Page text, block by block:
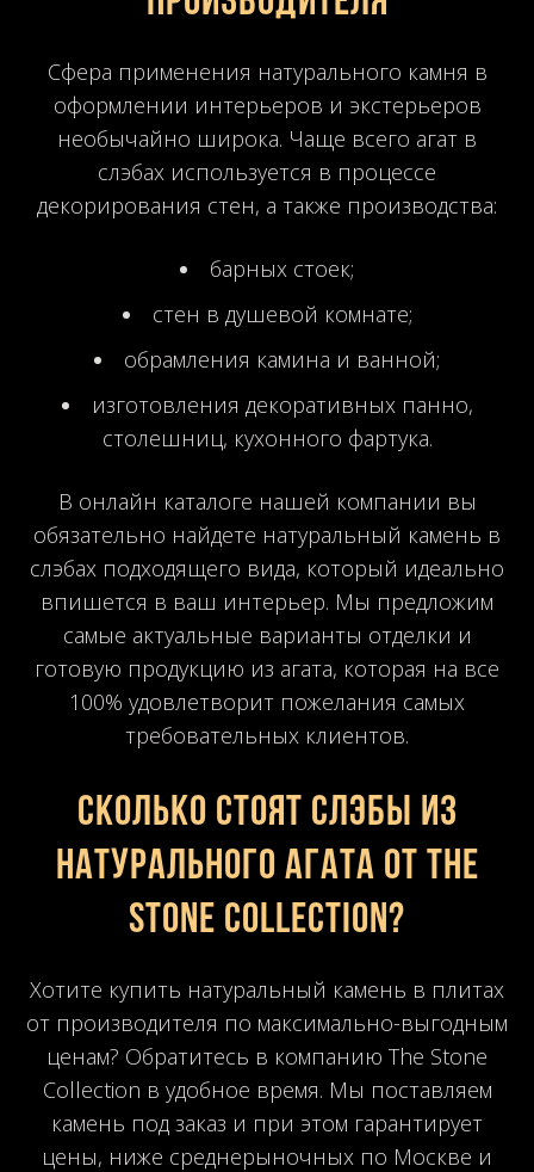
Сфера применения натурального камня в
оформлении интерьеров и экстерьеров
необычайно широка. Чаще всего агат в
слэбах используется в процессе
декорирования стен, а также производства:
барных стоек;
стен в душевой комнате;
обрамления камина и ванной;
изготовления декоративных панно,
столешниц, кухонного фартука.
В онлайн каталоге нашей компании вы
обязательно найдете натуральный камень в
слэбах подходящего вида, который идеально
впишется в ваш интерьер. Мы предложим
самые актуальные варианты отделки и
готовую продукцию из агата, которая на все
100% удовлетворит пожелания самых
требовательных клиентов.
Сколько стоят слэбы из
натурального агата от The
Stone Collection?
Хотите купить натуральный камень в плитах
от производителя по максимально-выгодным
ценам? Обратитесь в компанию The Stone
Collection в удобное время. Мы поставляем
камень под заказ и при этом гарантирует
цены, ниже среднерыночных по Москве и